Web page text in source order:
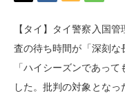
【タイ】タイ警察入国
査の待ち時間が「深刻な
「ハイシーズンであっ
した。批判の対象とな